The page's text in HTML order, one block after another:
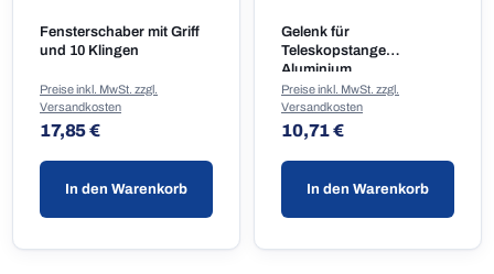
Fensterschaber mit Griff
und 10 Klingen
Regulärer Preis:
17,85 €
Preise inkl. MwSt. zzgl.
Versandkosten
In den Warenkorb
Gelenk für
Teleskopstange
Aluminium
Regulärer Preis:
10,71 €
Preise inkl. MwSt. zzgl.
Versandkosten
In den Warenkorb